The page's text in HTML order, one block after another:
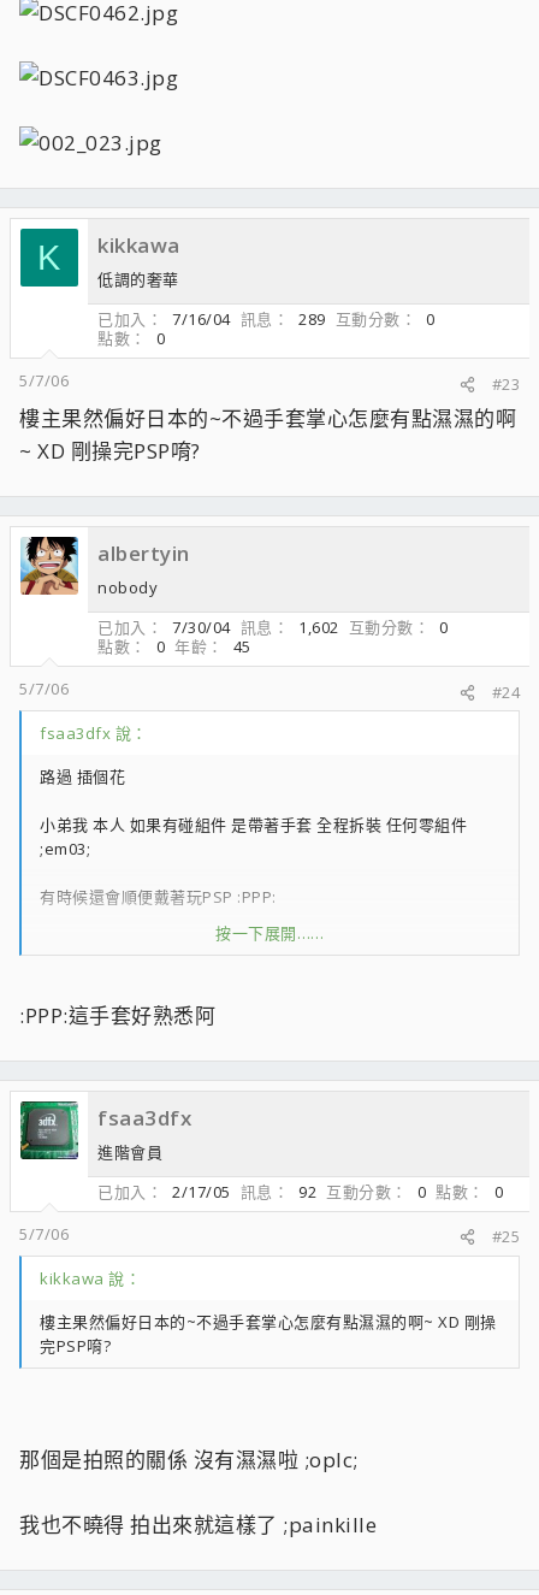
K kikkawa
低調的奢華
已加入
7/16/04 訊息 289 互動分數
0
點數
0
5/7/06
#23
樓主果然偏好日本的~不過手套掌心怎麼有點濕濕的啊
~ XD 剛操完PSP唷?
albertyin
nobody
已加入
7/30/04 訊息 1,602 互動分數
0
點數
0 年齡
45
5/7/06
#24
fsaa3dfx 說：
路過 插個花
小弟我 本人 如果有碰組件 是帶著手套 全程拆裝 任何零組件
;em03;
有時候還會順便戴著玩PSP :PPP:
其實是有一次戴上後 覺得上癮了 ;tongue; 覺得手感還不賴
這種手套 其實隨處可見 台灣也很多
只是 個人愛好日本的 噗 ;oq; :PPP:
按一下展開……
:PPP:這手套好熟悉阿
fsaa3dfx
進階會員
已加入
2/17/05 訊息 92 互動分數 0 點數
0
5/7/06
#25
kikkawa 說：
樓主果然偏好日本的~不過手套掌心怎麼有點濕濕的啊~ XD 剛操
完PSP唷?
那個是拍照的關係 沒有濕濕啦 ;oplc;
我也不曉得 拍出來就這樣了 ;painkille